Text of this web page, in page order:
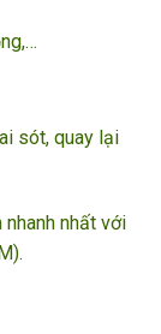
sót, quay lại
nhất với